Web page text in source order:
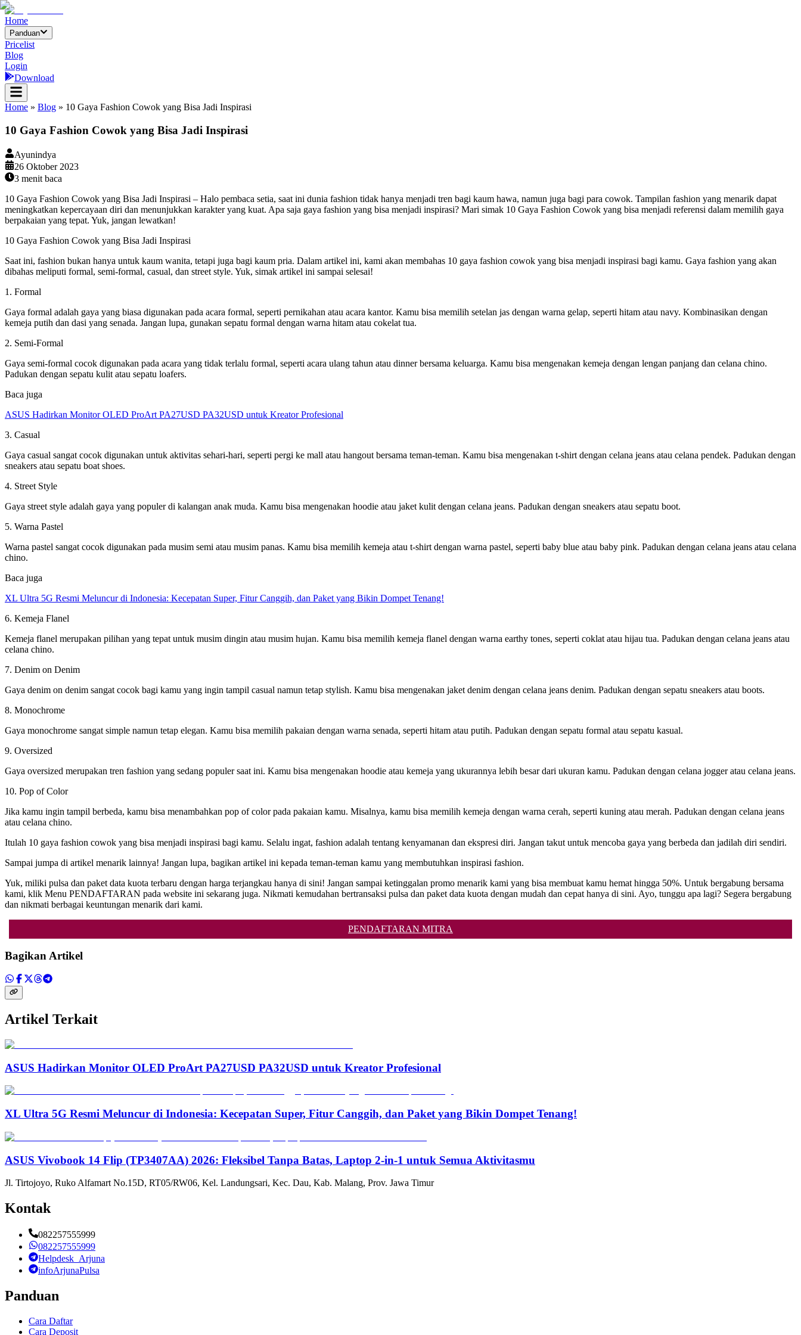
Home
Panduan
Pricelist
Blog
Login
Download
Home » Blog » 10 Gaya Fashion Cowok yang Bisa Jadi Inspirasi
10 Gaya Fashion Cowok yang Bisa Jadi Inspirasi
Ayunindya
26 Oktober 2023
3 menit baca
10 Gaya Fashion Cowok yang Bisa Jadi Inspirasi – Halo pembaca setia, saat ini dunia fashion tidak hanya menjadi tren bagi kaum hawa, namun juga bagi para cowok. Tampilan fashion yang menarik dapat
meningkatkan kepercayaan diri dan menunjukkan karakter yang kuat. Apa saja gaya fashion yang bisa menjadi inspirasi? Mari simak 10 Gaya Fashion Cowok yang bisa menjadi referensi dalam memilih gaya
berpakaian yang tepat. Yuk, jangan lewatkan!
10 Gaya Fashion Cowok yang Bisa Jadi Inspirasi
Saat ini, fashion bukan hanya untuk kaum wanita, tetapi juga bagi kaum pria. Dalam artikel ini, kami akan membahas 10 gaya fashion cowok yang bisa menjadi inspirasi bagi kamu. Gaya fashion yang akan
dibahas meliputi formal, semi-formal, casual, dan street style. Yuk, simak artikel ini sampai selesai!
1. Formal
Gaya formal adalah gaya yang biasa digunakan pada acara formal, seperti pernikahan atau acara kantor. Kamu bisa memilih setelan jas dengan warna gelap, seperti hitam atau navy. Kombinasikan dengan
kemeja putih dan dasi yang senada. Jangan lupa, gunakan sepatu formal dengan warna hitam atau cokelat tua.
2. Semi-Formal
Gaya semi-formal cocok digunakan pada acara yang tidak terlalu formal, seperti acara ulang tahun atau dinner bersama keluarga. Kamu bisa mengenakan kemeja dengan lengan panjang dan celana chino.
Padukan dengan sepatu kulit atau sepatu loafers.
Baca juga
ASUS Hadirkan Monitor OLED ProArt PA27USD PA32USD untuk Kreator Profesional
3. Casual
Gaya casual sangat cocok digunakan untuk aktivitas sehari-hari, seperti pergi ke mall atau hangout bersama teman-teman. Kamu bisa mengenakan t-shirt dengan celana jeans atau celana pendek. Padukan dengan
sneakers atau sepatu boat shoes.
4. Street Style
Gaya street style adalah gaya yang populer di kalangan anak muda. Kamu bisa mengenakan hoodie atau jaket kulit dengan celana jeans. Padukan dengan sneakers atau sepatu boot.
5. Warna Pastel
Warna pastel sangat cocok digunakan pada musim semi atau musim panas. Kamu bisa memilih kemeja atau t-shirt dengan warna pastel, seperti baby blue atau baby pink. Padukan dengan celana jeans atau celana
chino.
Baca juga
XL Ultra 5G Resmi Meluncur di Indonesia: Kecepatan Super, Fitur Canggih, dan Paket yang Bikin Dompet Tenang!
6. Kemeja Flanel
Kemeja flanel merupakan pilihan yang tepat untuk musim dingin atau musim hujan. Kamu bisa memilih kemeja flanel dengan warna earthy tones, seperti coklat atau hijau tua. Padukan dengan celana jeans atau
celana chino.
7. Denim on Denim
Gaya denim on denim sangat cocok bagi kamu yang ingin tampil casual namun tetap stylish. Kamu bisa mengenakan jaket denim dengan celana jeans denim. Padukan dengan sepatu sneakers atau boots.
8. Monochrome
Gaya monochrome sangat simple namun tetap elegan. Kamu bisa memilih pakaian dengan warna senada, seperti hitam atau putih. Padukan dengan sepatu formal atau sepatu kasual.
9. Oversized
Gaya oversized merupakan tren fashion yang sedang populer saat ini. Kamu bisa mengenakan hoodie atau kemeja yang ukurannya lebih besar dari ukuran kamu. Padukan dengan celana jogger atau celana jeans.
10. Pop of Color
Jika kamu ingin tampil berbeda, kamu bisa menambahkan pop of color pada pakaian kamu. Misalnya, kamu bisa memilih kemeja dengan warna cerah, seperti kuning atau merah. Padukan dengan celana jeans
atau celana chino.
Itulah 10 gaya fashion cowok yang bisa menjadi inspirasi bagi kamu. Selalu ingat, fashion adalah tentang kenyamanan dan ekspresi diri. Jangan takut untuk mencoba gaya yang berbeda dan jadilah diri sendiri.
Sampai jumpa di artikel menarik lainnya! Jangan lupa, bagikan artikel ini kepada teman-teman kamu yang membutuhkan inspirasi fashion.
Yuk, miliki pulsa dan paket data kuota terbaru dengan harga terjangkau hanya di sini! Jangan sampai ketinggalan promo menarik kami yang bisa membuat kamu hemat hingga 50%. Untuk bergabung bersama
kami, klik Menu PENDAFTARAN pada website ini sekarang juga. Nikmati kemudahan bertransaksi pulsa dan paket data kuota dengan mudah dan cepat hanya di sini. Ayo, tunggu apa lagi? Segera bergabung
dan nikmati berbagai keuntungan menarik dari kami.
PENDAFTARAN MITRA
Bagikan Artikel
Artikel Terkait
ASUS Hadirkan Monitor OLED ProArt PA27USD PA32USD untuk Kreator Profesional
XL Ultra 5G Resmi Meluncur di Indonesia: Kecepatan Super, Fitur Canggih, dan Paket yang Bikin Dompet Tenang!
ASUS Vivobook 14 Flip (TP3407AA) 2026: Fleksibel Tanpa Batas, Laptop 2-in-1 untuk Semua Aktivitasmu
Jl. Tirtojoyo, Ruko Alfamart No.15D, RT05/RW06, Kel. Landungsari, Kec. Dau, Kab. Malang, Prov. Jawa Timur
Kontak
082257555999
082257555999
Helpdesk_Arjuna
infoArjunaPulsa
Panduan
Cara Daftar
Cara Deposit